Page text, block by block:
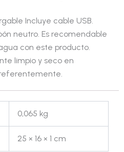
Incluye cable USB.
neutro. Es recomendable
con este producto.
limpio y seco en
0,065 kg
25 × 16 × 1 cm